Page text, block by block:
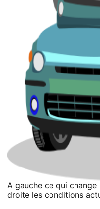
A gauche ce qui change
droite les conditions